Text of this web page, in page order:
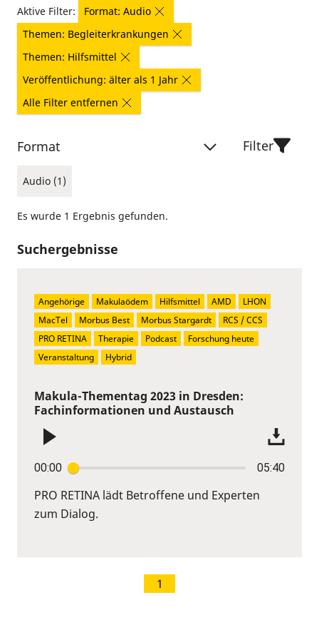
Aktive Filter:
Format: Audio
Themen: Begleiterkrankungen
Themen: Hilfsmittel
Veröffentlichung: älter als 1 Jahr
Alle Filter entfernen
Format
Audio (1)
Filter
Es wurde 1 Ergebnis gefunden.
Suchergebnisse
Makula-Thementag 2023 in Dresden:
Fachinformationen und Austausch
00:00 05:40
PRO RETINA lädt Betroffene und Experten
zum Dialog.
Angehörige Makulaödem Hilfsmittel AMD
LHON
MacTel
Morbus Best Morbus Stargardt
RCS / CCS
PRO RETINA
Therapie Podcast
Forschung heute
Veranstaltung
Hybrid
1